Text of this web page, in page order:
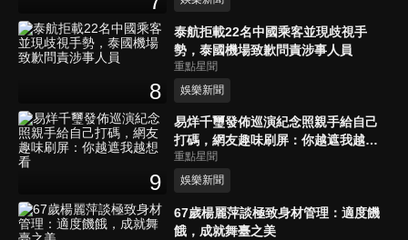
8
泰航拒載22名中國乘客並現歧視手
勢，泰國機場致歉問責涉事人員
重點星聞
娛樂新聞
9
易烊千璽發佈巡演紀念照親手給自己
打碼，網友趣味刷屏：你越遮我越想
看
重點星聞
娛樂新聞
67歲楊麗萍談極致身材管理：適度饑
餓，成就舞臺之美